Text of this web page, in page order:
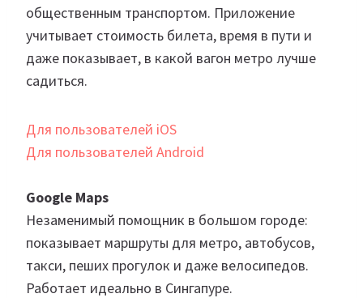
общественным транспортом. Приложение
учитывает стоимость билета, время в пути и
даже показывает, в какой вагон метро лучше
садиться.
Для пользователей iOS
Для пользователей Android
Google Maps
Незаменимый помощник в большом городе:
показывает маршруты для метро, автобусов,
такси, пеших прогулок и даже велосипедов.
Работает идеально в Сингапуре.